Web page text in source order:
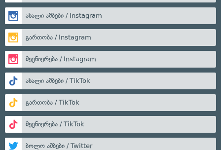
ახალი ამბები / Instagram
გართობა / Instagram
მეცნიერება / Instagram
ახალი ამბები / TikTok
გართობა / TikTok
მეცნიერება / TikTok
ბოლო ამბები / Twitter